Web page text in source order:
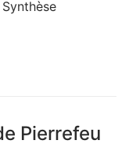
Pierrefeu